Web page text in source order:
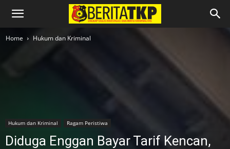
Home Hukum dan Kriminal
Hukum dan Kriminal Ragam Peristiwa
Diduga Enggan Bayar Tarif Kencan,